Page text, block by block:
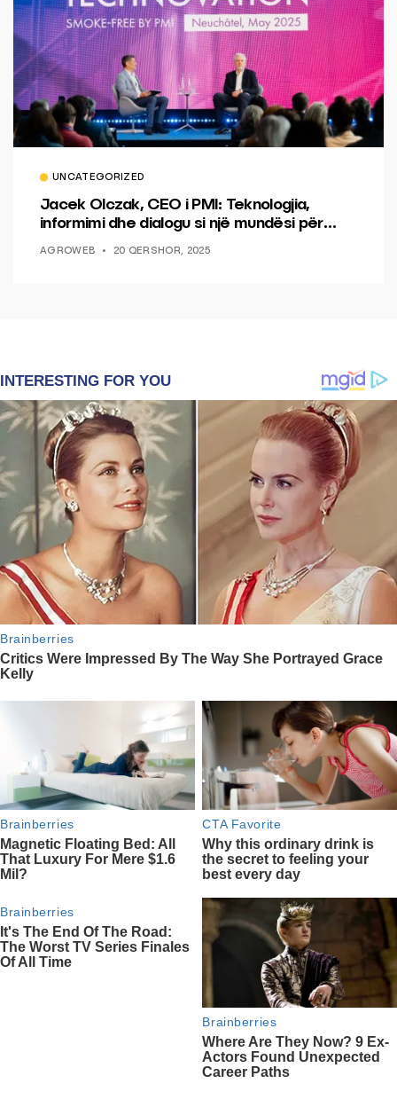
UNCATEGORIZED
Jacek Olczak, CEO i PMI: Teknologjia,
informimi dhe dialogu si një mundësi për
AGROWEB 20 QERSHOR, 2025